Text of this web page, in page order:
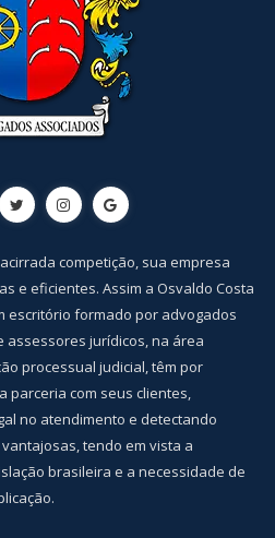
competição, sua empresa
e eficientes. Assim a Osvaldo Costa
escritório formado por advogados
jurídicos, na área
processual judicial, têm por
parceria com seus clientes,
no atendimento e detectando
tendo em vista a
brasileira e a necessidade de